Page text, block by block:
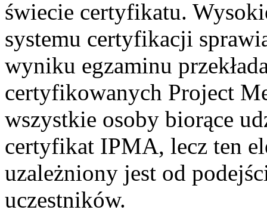
świecie certyfikatu.
systemu certyfikacji
wyniku egzaminu
certyfikowanych Project
wszystkie osoby biorące
certyfikat IPMA, lecz ten
uzależniony jest od
uczestników.